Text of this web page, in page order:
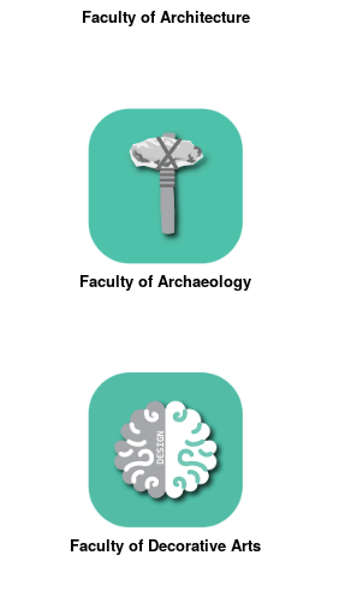
Faculty of Architecture
Faculty of Archaeology
Faculty of Decorative Arts